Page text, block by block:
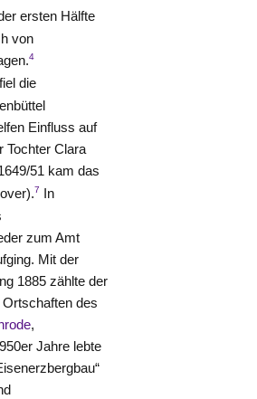
ersten Hälfte
von
.4
die
Einfluss auf
Tochter Clara
51 kam das
7 In
zum Amt
Mit der
1885 zählte der
des
,
Jahre lebte